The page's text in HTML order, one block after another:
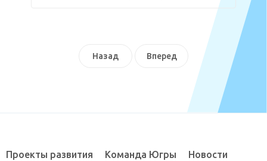
Назад Вперед
Проекты развития Команда Югры Новости